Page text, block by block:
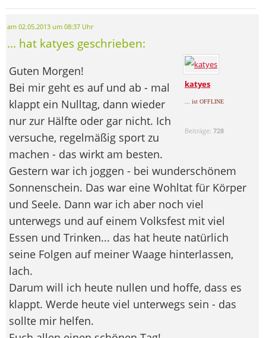
am 02.05.2013 um 08:37 Uhr
... hat katyes geschrieben:
katyes
... ist OFFLINE
Beiträge:728
Guten Morgen!
Bei mir geht es auf und ab - mal
klappt ein Nulltag, dann wieder
nur zur Hälfte oder gar nicht. Ich
versuche, regelmäßig sport zu
machen - das wirkt am besten.
Gestern war ich joggen - bei wunderschönem
Sonnenschein. Das war eine Wohltat für Körper
und Seele. Dann war ich aber noch viel
unterwegs und auf einem Volksfest mit viel
Essen und Trinken... das hat heute natürlich
seine Folgen auf meiner Waage hinterlassen,
lach.
Darum will ich heute nullen und hoffe, dass es
klappt. Werde heute viel unterwegs sein - das
sollte mir helfen.